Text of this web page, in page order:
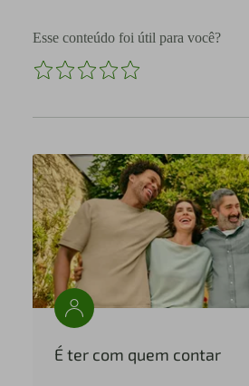
Esse conteúdo foi útil para você?
É ter com quem contar